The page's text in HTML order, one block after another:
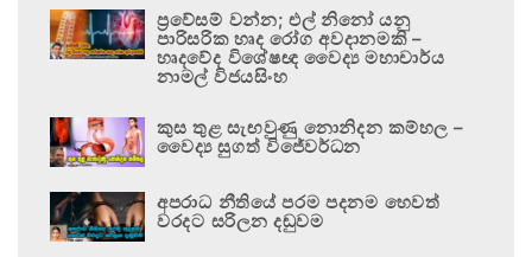
ප්‍රවේසම් වන්න; එල් නිනෝ යනු
පාරිසරික හෘද රෝග අවදානමකි –
හෘදවේද විශේෂඥ වෛද්‍ය මහාචාර්ය
නාමල් විජයසිංහ
කුස තුළ සැඟවුණු නොනිදන කම්හල –
වෛද්‍ය සුගත් විජේවර්ධන
අපරාධ නීතියේ පරම පදනම හෙවත්
වරදට සරිලන දඬුවම